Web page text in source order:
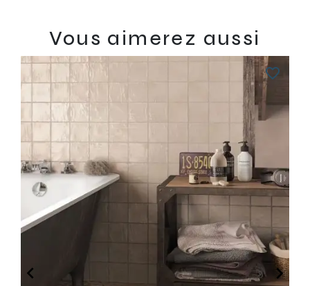
Vous aimerez aussi

favorite_border
